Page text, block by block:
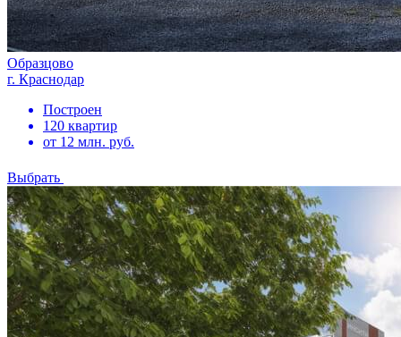
Образцово
г. Краснодар
Построен
120 квартир
от 12 млн. руб.
Выбрать